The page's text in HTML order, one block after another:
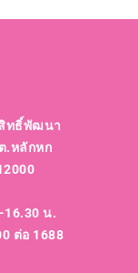
ทธิ์พัฒนา
.หลักหก
16.30 น.
ต่อ 1688